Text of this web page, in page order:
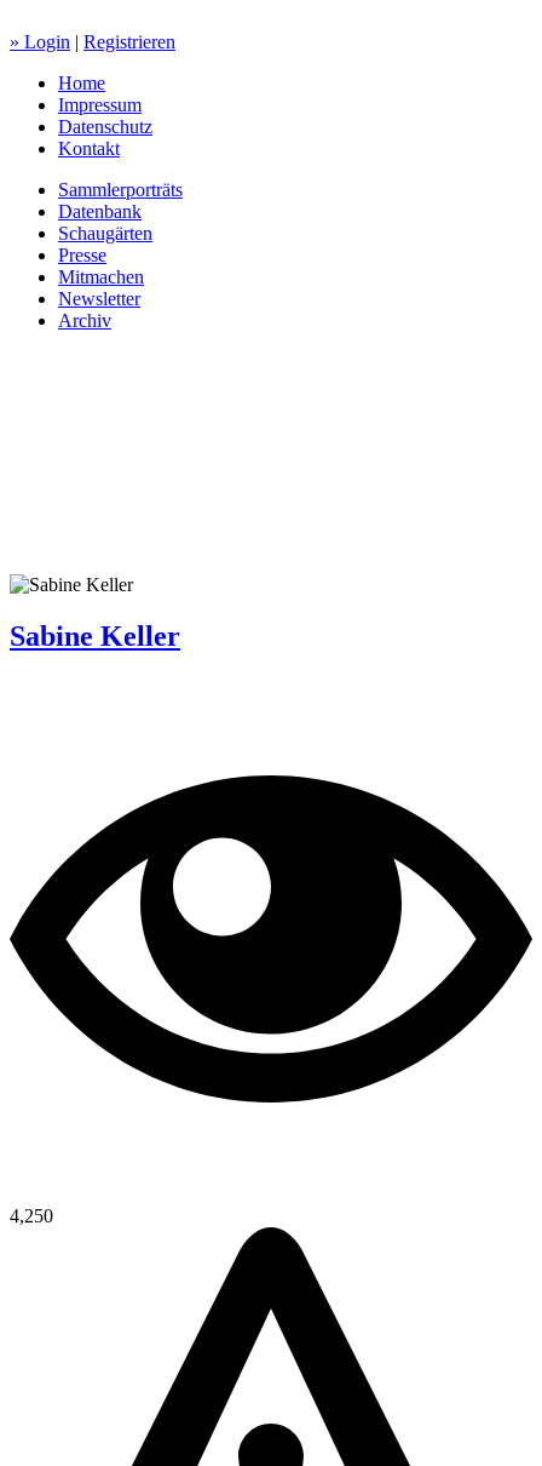
» Login | Registrieren
Home
Impressum
Datenschutz
Kontakt
Sammlerporträts
Datenbank
Schaugärten
Presse
Mitmachen
Newsletter
Archiv
Sabine Keller
4,250